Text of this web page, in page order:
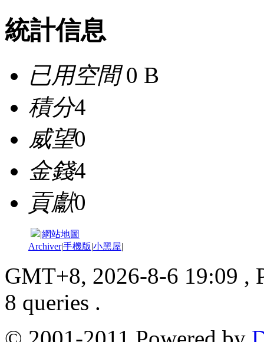
統計信息
已用空間0 B
積分4
威望0
金錢4
貢獻0
|網站地圖
Archiver|手機版|小黑屋|
GMT+8, 2026-8-6 19:09 ,
8 queries .